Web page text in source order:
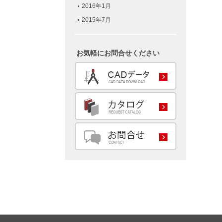
2016年1月
2015年7月
お気軽にお問合せください